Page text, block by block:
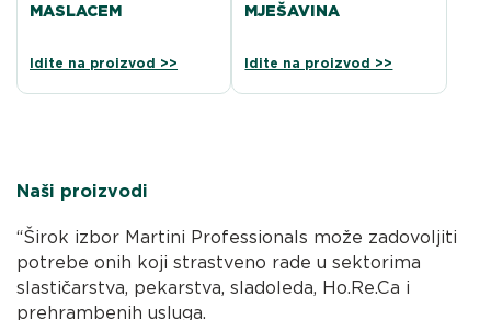
MASLACEM
Idite na proizvod >>
MJEŠAVINA
Idite na proizvod >>
Naši proizvodi
“Širok izbor Martini Professionals može zadovoljiti
potrebe onih koji strastveno rade u sektorima
slastičarstva, pekarstva, sladoleda, Ho.Re.Ca i
prehrambenih usluga.